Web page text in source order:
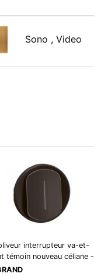
Sono , Video
interrupteur va-et-
témoin nouveau céliane -